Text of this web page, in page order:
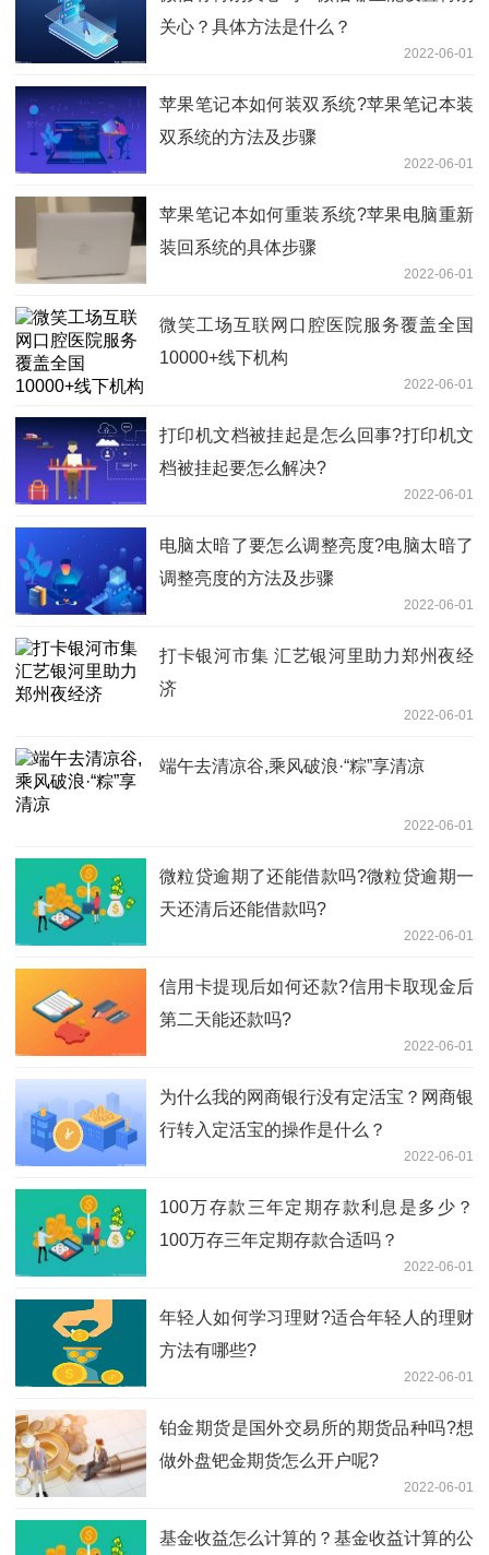
关心？具体方法是什么？
2022-06-01
苹果笔记本如何装双系统?苹果笔记本装
双系统的方法及步骤
2022-06-01
苹果笔记本如何重装系统?苹果电脑重新
装回系统的具体步骤
2022-06-01
微笑工场互联网口腔医院服务覆盖全国
10000+线下机构
2022-06-01
打印机文档被挂起是怎么回事?打印机文
档被挂起要怎么解决?
2022-06-01
电脑太暗了要怎么调整亮度?电脑太暗了
调整亮度的方法及步骤
2022-06-01
打卡银河市集 汇艺银河里助力郑州夜经
济
2022-06-01
端午去清凉谷,乘风破浪·“粽”享清凉
2022-06-01
微粒贷逾期了还能借款吗?微粒贷逾期一
天还清后还能借款吗?
2022-06-01
信用卡提现后如何还款?信用卡取现金后
第二天能还款吗?
2022-06-01
为什么我的网商银行没有定活宝？网商银
行转入定活宝的操作是什么？
2022-06-01
100万存款三年定期存款利息是多少？
100万存三年定期存款合适吗？
2022-06-01
年轻人如何学习理财?适合年轻人的理财
方法有哪些?
2022-06-01
铂金期货是国外交易所的期货品种吗?想
做外盘钯金期货怎么开户呢?
2022-06-01
基金收益怎么计算的？基金收益计算的公